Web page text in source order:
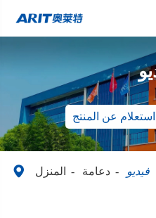
استعلام عن المنتج
 المنزل دعامة فيديو